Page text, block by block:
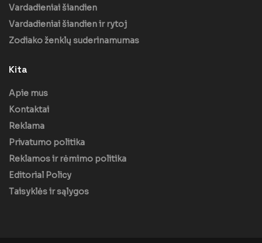
Vardadieniai šiandien
Vardadieniai šiandien ir rytoj
Zodiako ženklų suderinamumas
Kita
Apie mus
Kontaktai
Reklama
Privatumo politika
Reklamos ir rėmimo politika
Editorial Policy
Taisyklės ir sąlygos